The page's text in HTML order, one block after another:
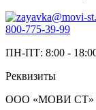
800-775-39-99
ПН-ПТ: 8:00 -
Реквизиты
ООО «МОВИ СТ»